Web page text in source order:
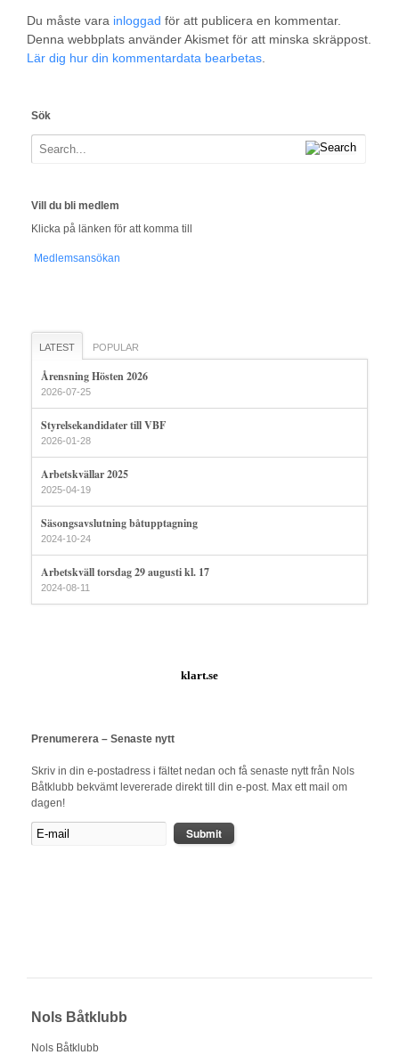
Du måste vara inloggad för att publicera en kommentar.
Denna webbplats använder Akismet för att minska skräppost.
Lär dig hur din kommentardata bearbetas
Sök
Vill du bli medlem
Klicka på länken för att komma till
Medlemsansökan
LATEST POPULAR
Årensning Hösten 2026
2026-07-25
Styrelsekandidater till VBF
2026-01-28
Arbetskvällar 2025
2025-04-19
Säsongsavslutning båtupptagning
2024-10-24
Arbetskväll torsdag 29 augusti kl. 17
2024-08-11
klart.se
Prenumerera – Senaste nytt
Skriv in din e-postadress i fältet nedan och få senaste nytt från Nols
Båtklubb bekvämt levererade direkt till din e-post. Max ett mail om
dagen!
Nols Båtklubb
Nols Båtklubb